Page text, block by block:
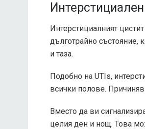
Интерстициалният
дълготрайно състояние,
и таза.
Подобно на UTIs,
всички полове.
Вместо да ви
целия ден и нощ. Това